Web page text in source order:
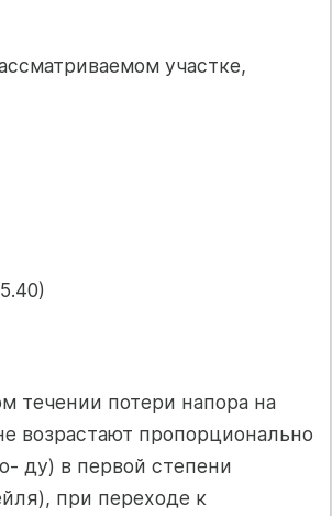
участке,
течении потери напора на
возрастают пропорционально
ду) в первой степени
при переходе к